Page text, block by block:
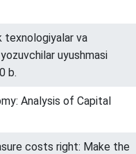
texnologiyalar va
uyushmasi
b.
Analysis of Capital
costs right: Make the